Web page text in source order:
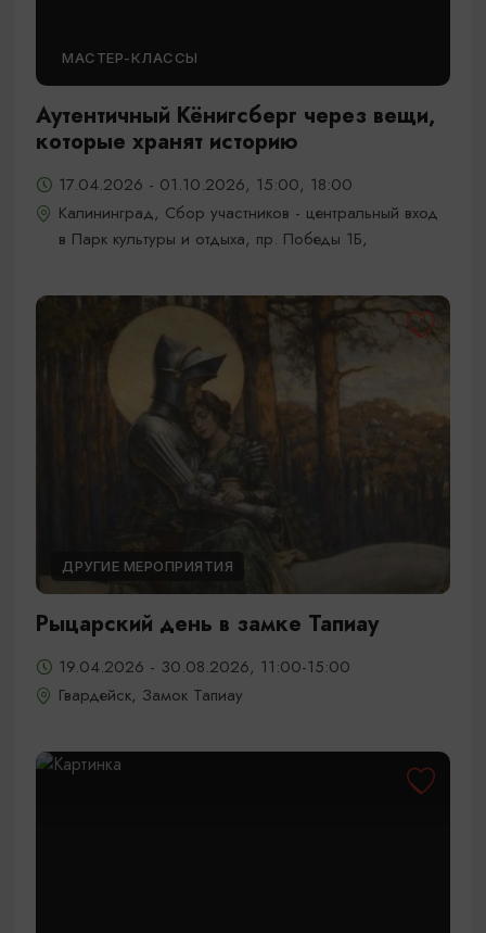
МАСТЕР-КЛАССЫ
Аутентичный Кёнигсберг через вещи,
которые хранят историю
17.04.2026 - 01.10.2026, 15:00, 18:00
Калининград, Сбор участников - центральный вход
в Парк культуры и отдыха, пр. Победы 1Б,
ДРУГИЕ МЕРОПРИЯТИЯ
Рыцарский день в замке Тапиау
19.04.2026 - 30.08.2026, 11:00-15:00
Гвардейск, Замок Тапиау